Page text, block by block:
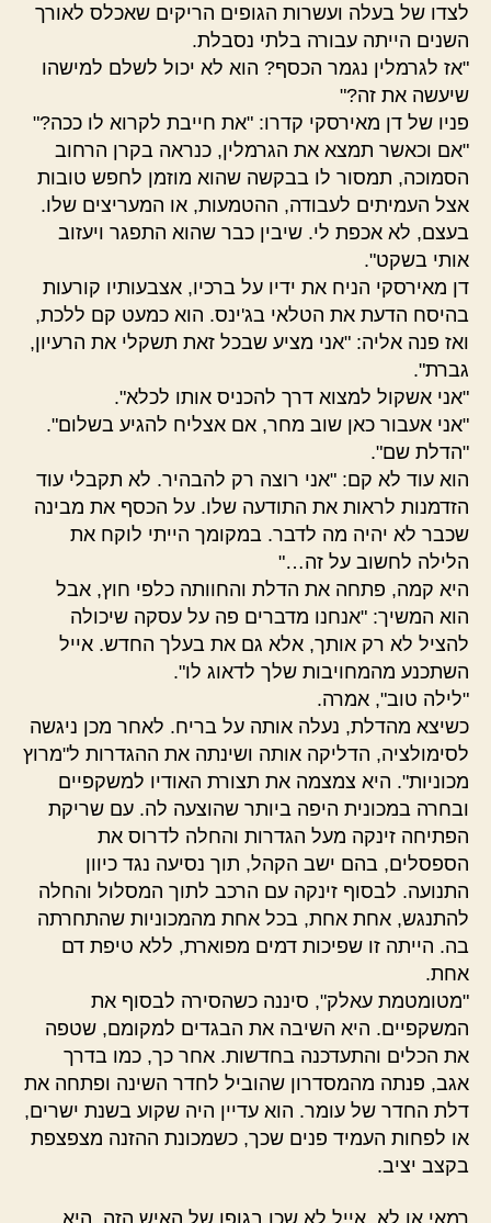
לצדו של בעלה ועשרות הגופים הריקים שאכלס לאורך
השנים הייתה עבורה בלתי נסבלת.
"אז לגרמלין נגמר הכסף? הוא לא יכול לשלם למישהו
שיעשה את זה?"
פניו של דן מאירסקי קדרו: "את חייבת לקרוא לו ככה?"
"אם וכאשר תמצא את הגרמלין, כנראה בקרן הרחוב
הסמוכה, תמסור לו בבקשה שהוא מוזמן לחפש טובות
אצל העמיתים לעבודה, ההטמעות, או המעריצים שלו.
בעצם, לא אכפת לי. שיבין כבר שהוא התפגר ויעזוב
אותי בשקט".
דן מאירסקי הניח את ידיו על ברכיו, אצבעותיו קורעות
בהיסח הדעת את הטלאי בג'ינס. הוא כמעט קם ללכת,
ואז פנה אליה: "אני מציע שבכל זאת תשקלי את הרעיון,
גברת".
"אני אשקול למצוא דרך להכניס אותו לכלא".
"אני אעבור כאן שוב מחר, אם אצליח להגיע בשלום".
"הדלת שם".
הוא עוד לא קם: "אני רוצה רק להבהיר. לא תקבלי עוד
הזדמנות לראות את התודעה שלו. על הכסף את מבינה
שכבר לא יהיה מה לדבר. במקומך הייתי לוקח את
הלילה לחשוב על זה…"
היא קמה, פתחה את הדלת והחוותה כלפי חוץ, אבל
הוא המשיך: "אנחנו מדברים פה על עסקה שיכולה
להציל לא רק אותך, אלא גם את בעלך החדש. אייל
השתכנע מהמחויבות שלך לדאוג לו".
"לילה טוב", אמרה.
כשיצא מהדלת, נעלה אותה על בריח. לאחר מכן ניגשה
לסימולציה, הדליקה אותה ושינתה את ההגדרות ל"מרוץ
מכוניות". היא צמצמה את תצורת האודיו למשקפיים
ובחרה במכונית היפה ביותר שהוצעה לה. עם שריקת
הפתיחה זינקה מעל הגדרות והחלה לדרוס את
הספסלים, בהם ישב הקהל, תוך נסיעה נגד כיוון
התנועה. לבסוף זינקה עם הרכב לתוך המסלול והחלה
להתנגש, אחת אחת, בכל אחת מהמכוניות שהתחרתה
בה. הייתה זו שפיכות דמים מפוארת, ללא טיפת דם
אחת.
"מטומטמת עאלק", סיננה כשהסירה לבסוף את
המשקפיים. היא השיבה את הבגדים למקומם, שטפה
את הכלים והתעדכנה בחדשות. אחר כך, כמו בדרך
אגב, פנתה מהמסדרון שהוביל לחדר השינה ופתחה את
דלת החדר של עומר. הוא עדיין היה שקוע בשנת ישרים,
או לפחות העמיד פנים שכך, כשמכונת ההזנה מצפצפת
בקצב יציב.
רמאי או לא, אייל לא שכן בגופו של האיש הזה. היא